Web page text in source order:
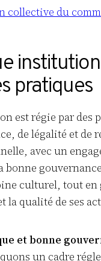
collective du
pratiques
est régie par des
de légalité et de
avec un
bonne
culturel, tout en
la qualité de ses
et bonne
un cadre